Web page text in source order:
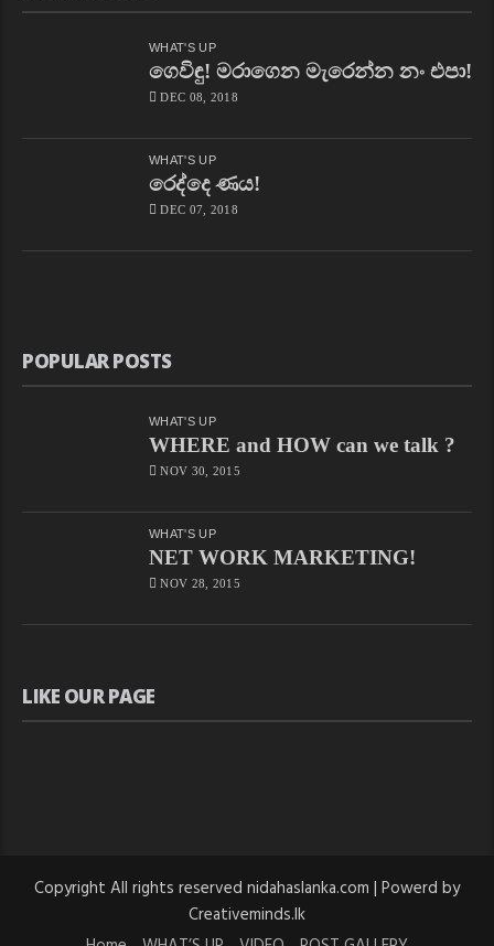
WHAT'S UP
ගෙවිඳු! මරාගෙන මැරෙන්න නං එපා!
DEC 08, 2018
WHAT'S UP
රෙද්දෙ ණය!
DEC 07, 2018
POPULAR POSTS
WHAT'S UP
WHERE and HOW can we talk ?
NOV 30, 2015
WHAT'S UP
NET WORK MARKETING!
NOV 28, 2015
LIKE OUR PAGE
Copyright All rights reserved nidahaslanka.com | Powerd by
Creativeminds.lk